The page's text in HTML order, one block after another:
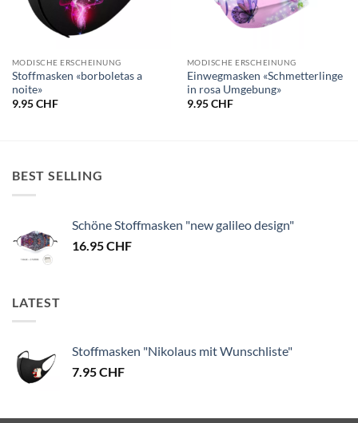
MODISCHE ERSCHEINUNG
Stoffmasken «borboletas a
noite»
9.95CHF
MODISCHE ERSCHEINUNG
Einwegmasken «Schmetterlinge
in rosa Umgebung»
9.95CHF
BEST SELLING
Schöne Stoffmasken "new galileo design"
16.95CHF
LATEST
Stoffmasken "Nikolaus mit Wunschliste"
7.95CHF